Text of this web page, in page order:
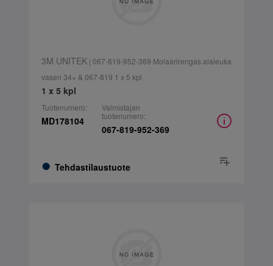
3M UNITEK| 067-819-952-369 Molaarirengas alaleuka
vasen 34+ & 067-819 1 x 5 kpl
1 x 5 kpl
Tuotenumero:
MD178104
Tehdastilaustuote
Valmistajan
tuotenumero:
067-819-952-369